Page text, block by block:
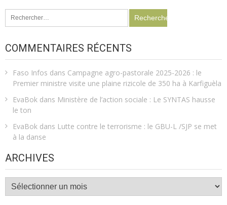
COMMENTAIRES RÉCENTS
Faso Infos dans Campagne agro-pastorale 2025-2026 : le
Premier ministre visite une plaine rizicole de 350 ha à Karfiguèla
EvaBok dans Ministère de l’action sociale : Le SYNTAS hausse
le ton
EvaBok dans Lutte contre le terrorisme : le GBU-L /SJP se met
à la danse
ARCHIVES
Archives